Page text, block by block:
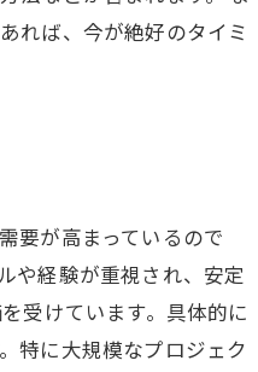
れば、今が絶好のタイミ
要が高まっているので
や経験が重視され、安定
受けています。具体的に
特に大規模なプロジェク